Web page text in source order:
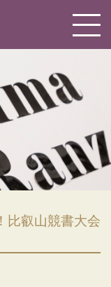
比叡山競書大会